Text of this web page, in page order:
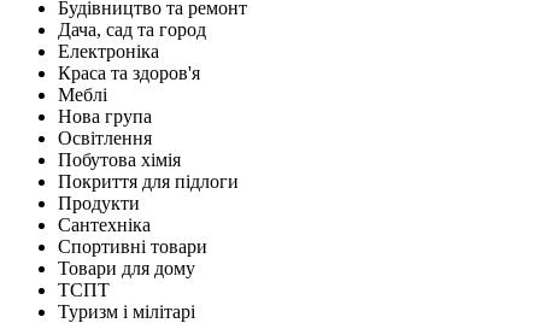
Будівництво та ремонт
Дача, сад та город
Електроніка
Краса та здоров'я
Меблі
Нова група
Освітлення
Побутова хімія
Покриття для підлоги
Продукти
Сантехніка
Спортивні товари
Товари для дому
ТСПТ
Туризм і мілітарі